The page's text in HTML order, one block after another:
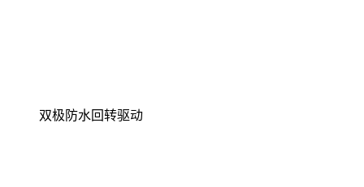
双极防水回转驱动